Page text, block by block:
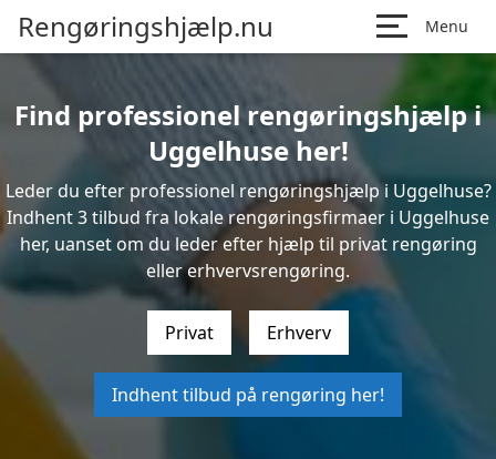
Rengøringshjælp.nu Menu
Find professionel rengøringshjælp i
Uggelhuse her!
Leder du efter professionel rengøringshjælp i Uggelhuse?
Indhent 3 tilbud fra lokale rengøringsfirmaer i Uggelhuse
her, uanset om du leder efter hjælp til privat rengøring
eller erhvervsrengøring.
Privat Erhverv
Indhent tilbud på rengøring her!